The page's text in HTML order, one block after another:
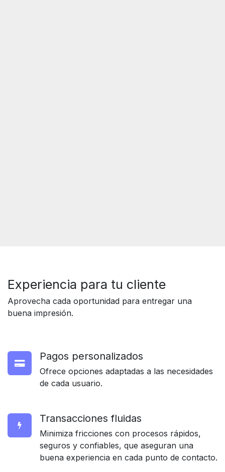
Experiencia para tu cliente
Aprovecha cada oportunidad para entregar una
buena impresión.
Pagos personalizados
Ofrece opciones adaptadas a las necesidades
de cada usuario.
Transacciones fluidas
Minimiza fricciones con procesos rápidos,
seguros y confiables, que aseguran una
buena experiencia en cada punto de contacto.